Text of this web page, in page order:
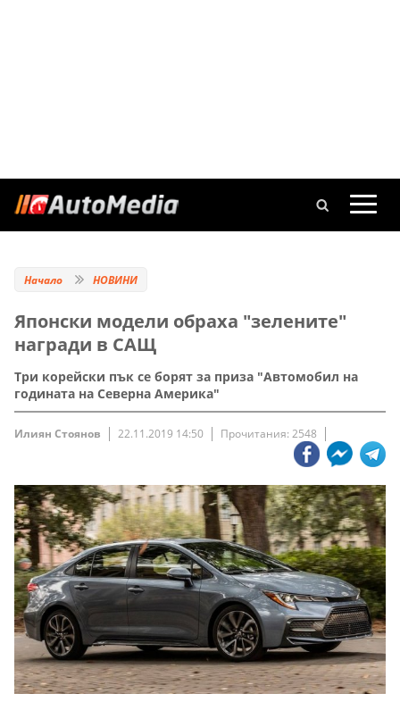
Начало НОВИНИ
Японски модели обраха "зелените"
награди в САЩ
Три корейски пък се борят за приза "Автомобил на
годината на Северна Америка"
Илиян Стоянов 22.11.2019 14:50 Прочитания: 2548